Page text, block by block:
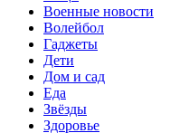
Военные новости
Волейбол
Гаджеты
Дети
Дом и сад
Еда
Звёзды
Здоровье